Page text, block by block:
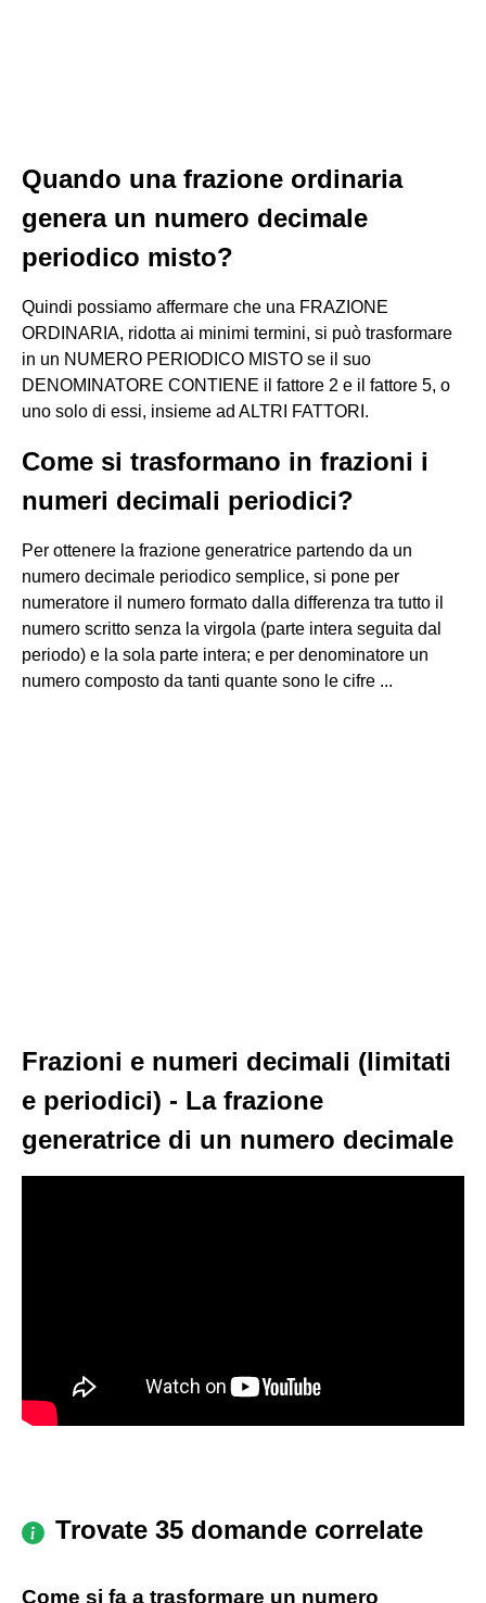
Quando una frazione ordinaria
genera un numero decimale
periodico misto?
Quindi possiamo affermare che una FRAZIONE
ORDINARIA, ridotta ai minimi termini, si può trasformare
in un NUMERO PERIODICO MISTO se il suo
DENOMINATORE CONTIENE il fattore 2 e il fattore 5, o
uno solo di essi, insieme ad ALTRI FATTORI.
Come si trasformano in frazioni i
numeri decimali periodici?
Per ottenere la frazione generatrice partendo da un
numero decimale periodico semplice, si pone per
numeratore il numero formato dalla differenza tra tutto il
numero scritto senza la virgola (parte intera seguita dal
periodo) e la sola parte intera; e per denominatore un
numero composto da tanti quante sono le cifre ...
Frazioni e numeri decimali (limitati
e periodici) - La frazione
generatrice di un numero decimale
Trovate 35 domande correlate
Come si fa a trasformare un numero